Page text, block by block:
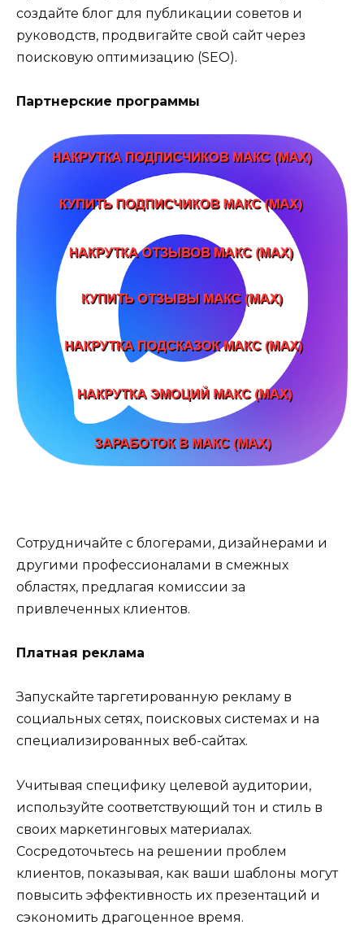
создайте блог для публикации советов и
руководств, продвигайте свой сайт через
поисковую оптимизацию (SEO).
Партнерские программы
Сотрудничайте с блогерами, дизайнерами и
другими профессионалами в смежных
областях, предлагая комиссии за
привлеченных клиентов.
Платная реклама
Запускайте таргетированную рекламу в
социальных сетях, поисковых системах и на
специализированных веб-сайтах.
Учитывая специфику целевой аудитории,
используйте соответствующий тон и стиль в
своих маркетинговых материалах.
Сосредоточьтесь на решении проблем
клиентов, показывая, как ваши шаблоны могут
повысить эффективность их презентаций и
сэкономить драгоценное время.